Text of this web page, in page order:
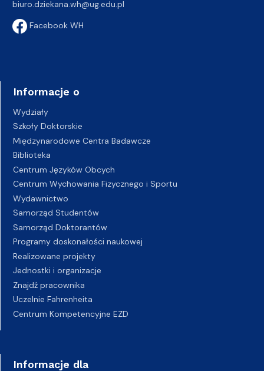
biuro.dziekana.wh@ug.edu.pl
Facebook WH
Informacje o
Wydziały
Szkoły Doktorskie
Międzynarodowe Centra Badawcze
Biblioteka
Centrum Języków Obcych
Centrum Wychowania Fizycznego i Sportu
Wydawnictwo
Samorząd Studentów
Samorząd Doktorantów
Programy doskonałości naukowej
Realizowane projekty
Jednostki i organizacje
Znajdź pracownika
Uczelnie Fahrenheita
Centrum Kompetencyjne EZD
Informacje dla